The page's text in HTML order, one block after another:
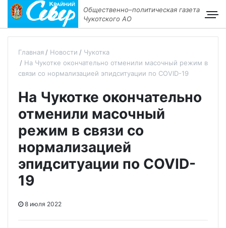
Общественно–политическая газета
Чукотского АО
Главная Новости
Чукотка
На Чукотке окончательно отменили масочный режим в
связи со нормализацией эпидситуации по COVID-19
На Чукотке окончательно
отменили масочный
режим в связи со
нормализацией
эпидситуации по COVID-
19
8 июля 2022